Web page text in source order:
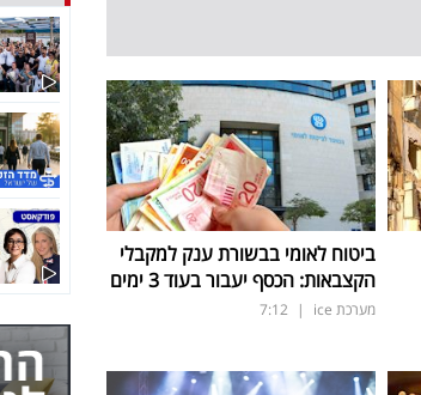
ביטוח לאומי בבשורת ענק למקבלי
הקצבאות: הכסף יעבור בעוד 3 ימים
מערכת ice |
7:12